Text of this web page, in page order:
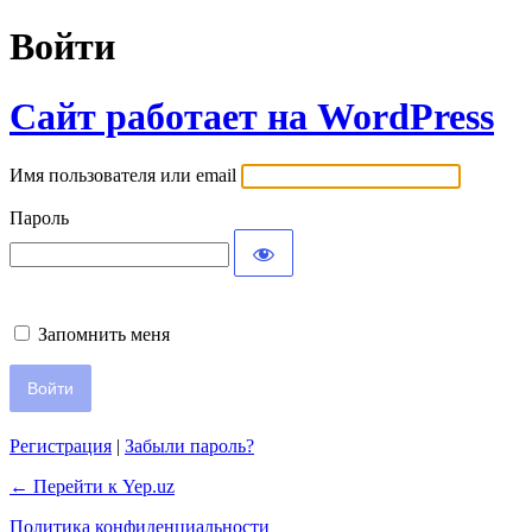
Войти
Сайт работает на WordPress
Имя пользователя или email
Пароль
Запомнить меня
Регистрация | Забыли пароль?
← Перейти к Yep.uz
Политика конфиденциальности